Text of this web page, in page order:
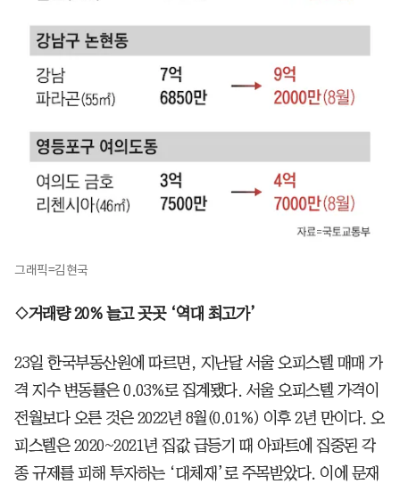
그래픽=김현국
◇거래량 20% 늘고 곳곳 ‘역대 최고가’
23일 한국부동산원에 따르면, 지난달 서울 오피스텔 매매 가
격 지수 변동률은 0.03%로 집계됐다. 서울 오피스텔 가격이
전월보다 오른 것은 2022년 8월(0.01%) 이후 2년 만이다. 오
피스텔은 2020~2021년 집값 급등기 때 아파트에 집중된 각
종 규제를 피해 투자하는 ‘대체재’로 주목받았다. 이에 문재